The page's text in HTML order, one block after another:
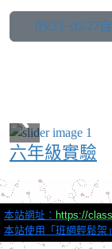
05/23~05/27
六年級實驗
本站網址： https://
本站使用「班網輕鬆架